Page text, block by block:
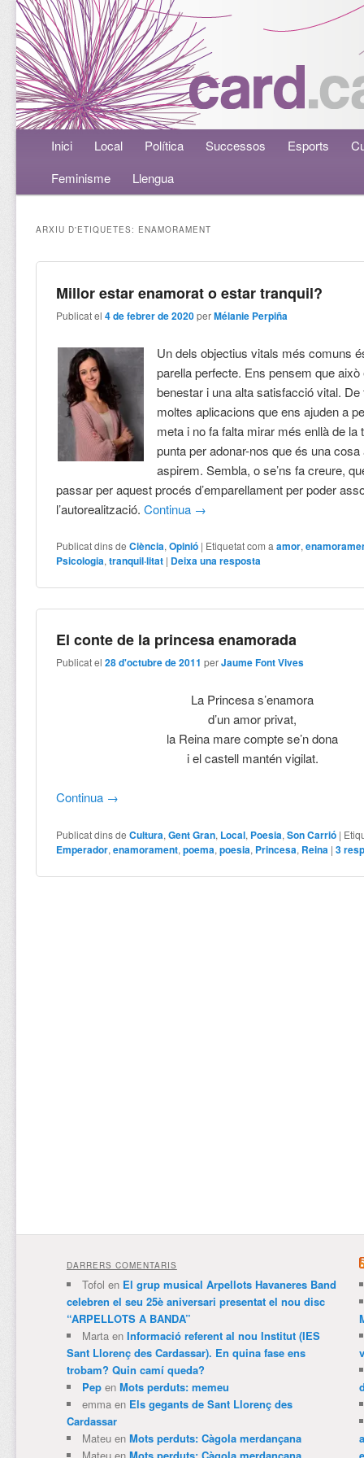
Menú principalAneu al contingut principal
Aneu al contingut secundari
Inici Local Política Successos Esports
Feminisme
Llengua
ARXIU D'ETIQUETES: ENAMORAMENT
Millor estar enamorat o estar tranquil?
Publicat el4 de febrer de 2020 perMélanie Perpiña
Un dels objectius vitals més comuns
parella perfecte. Ens pensem que
benestar i una alta satisfacció vital.
moltes aplicacions que ens ajuden a
meta i no fa falta mirar més enllà de la
punta per adonar-nos que és una cosa
aspirem. Sembla, o se’ns fa creure,
passar per aquest procés d’emparellament per poder
l’autorealització.Continua →
Publicat dins de Ciència,Opinió | Etiquetat com a amor,
Psicologia,tranquil·litat | Deixa una resposta
El conte de la princesa enamorada
Publicat el28 d'octubre de 2011 perJaume Font Vives
La Princesa s’enamora
d’un amor privat,
la Reina mare compte se’n dona
i el castell mantén vigilat.
Continua →
Publicat dins de Cultura,Gent Gran, Local, Poesia,Son Carrió |
Emperador,enamorament,poema,poesia, Princesa, Reina |3
DARRERS COMENTARIS
Tofol en El grup musical Arpellots Havaneres Band
celebren el seu 25è aniversari presentat el nou disc
“ARPELLOTS A BANDA”
Martaen Informació referent al nou Institut (IES
Sant Llorenç des Cardassar). En quina fase ens
trobam? Quin camí queda?
Pepen Mots perduts: memeu
emmaen Els gegants de Sant Llorenç des
Cardassar
Mateuen Mots perduts: Càgola merdançana